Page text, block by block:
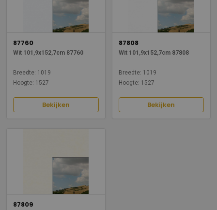
87760
Wit 101,9x152,7cm 87760
Breedte: 1019
Hoogte: 1527
Bekijken
87808
Wit 101,9x152,7cm 87808
Breedte: 1019
Hoogte: 1527
Bekijken
87809